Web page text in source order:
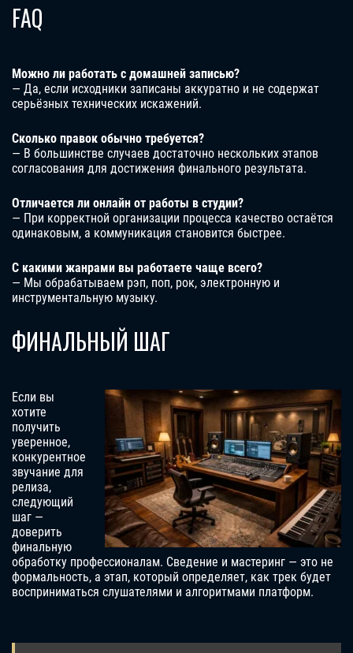
FAQ
Можно ли работать с домашней записью?
— Да, если исходники записаны аккуратно и не содержат
серьёзных технических искажений.
Сколько правок обычно требуется?
— В большинстве случаев достаточно нескольких этапов
согласования для достижения финального результата.
Отличается ли онлайн от работы в студии?
— При корректной организации процесса качество остаётся
одинаковым, а коммуникация становится быстрее.
С какими жанрами вы работаете чаще всего?
— Мы обрабатываем рэп, поп, рок, электронную и
инструментальную музыку.
ФИНАЛЬНЫЙ ШАГ
Если вы
хотите
получить
уверенное,
конкурентное
звучание для
релиза,
следующий
шаг —
доверить
финальную
обработку профессионалам. Сведение и мастеринг — это не
формальность, а этап, который определяет, как трек будет
восприниматься слушателями и алгоритмами платформ.